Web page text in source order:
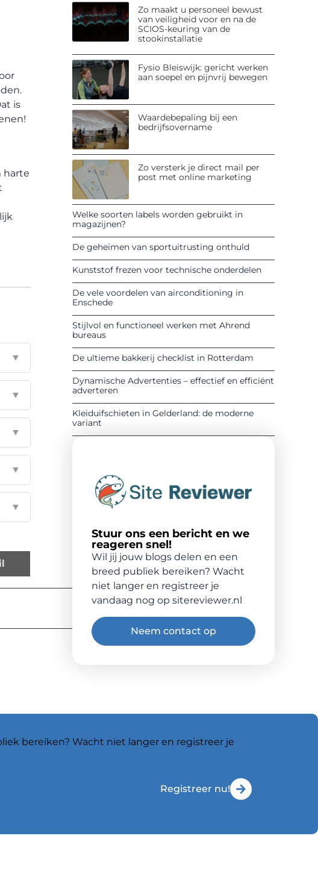
is
harte
▼
▼
▼
▼
▼
Zo maakt u personeel bewust
van veiligheid voor en na de
SCIOS-keuring van de
stookinstallatie
Fysio Bleiswijk: gericht werken
aan soepel en pijnvrij bewegen
Waardebepaling bij een
bedrijfsovername
Zo versterk je direct mail per
post met online marketing
Welke soorten labels worden gebruikt in
magazijnen?
De geheimen van sportuitrusting onthuld
Kunststof frezen voor technische onderdelen
De vele voordelen van airconditioning in
Enschede
Stijlvol en functioneel werken met Ahrend
bureaus
De ultieme bakkerij checklist in Rotterdam
Dynamische Advertenties – effectief en efficiënt
adverteren
Kleiduifschieten in Gelderland: de moderne
variant
Stuur ons een bericht en we
reageren snel!
Wil jij jouw blogs delen en een
breed publiek bereiken? Wacht
niet langer en registreer je
vandaag nog op sitereviewer.nl
Neem contact op
bereiken? Wacht niet langer en registreer je
Registreer nu!